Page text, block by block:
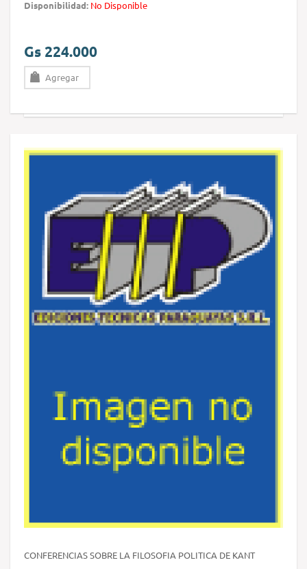
Disponibilidad: No Disponible
Gs 224.000
Agregar
CONFERENCIAS SOBRE LA FILOSOFIA POLITICA DE KANT